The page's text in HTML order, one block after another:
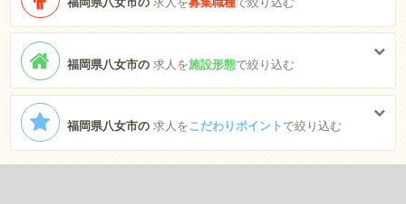
福岡県八女市の求人を施設形態で絞り込む
福岡県八女市の求人をこだわりポイント で絞り込む